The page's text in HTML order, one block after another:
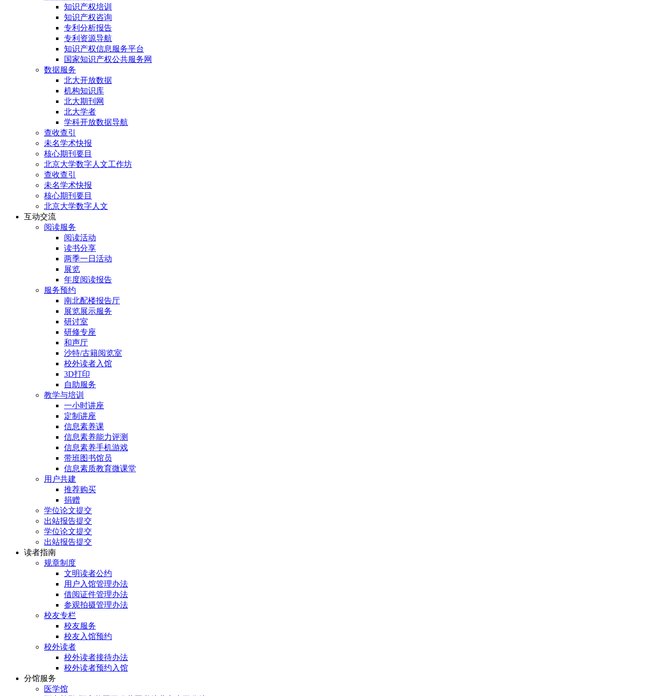
知识产权培训
知识产权咨询
专利分析报告
专利资源导航
知识产权信息服务平台
国家知识产权公共服务网
数据服务
北大开放数据
机构知识库
北大期刊网
北大学者
学科开放数据导航
查收查引
未名学术快报
核心期刊要目
北京大学数字人文工作坊
查收查引
未名学术快报
核心期刊要目
北京大学数字人文
互动交流
阅读服务
阅读活动
读书分享
两季一日活动
展览
年度阅读报告
服务预约
南北配楼报告厅
展览展示服务
研讨室
研修专座
和声厅
沙特/古籍阅览室
校外读者入馆
3D打印
自助服务
教学与培训
一小时讲座
定制讲座
信息素养课
信息素养能力评测
信息素养手机游戏
带班图书馆员
信息素质教育微课堂
用户共建
推荐购买
捐赠
学位论文提交
出站报告提交
学位论文提交
出站报告提交
读者指南
规章制度
文明读者公约
用户入馆管理办法
借阅证件管理办法
参观拍摄管理办法
校友专栏
校友服务
校友入馆预约
校外读者
校外读者接待办法
校外读者预约入馆
分馆服务
医学馆